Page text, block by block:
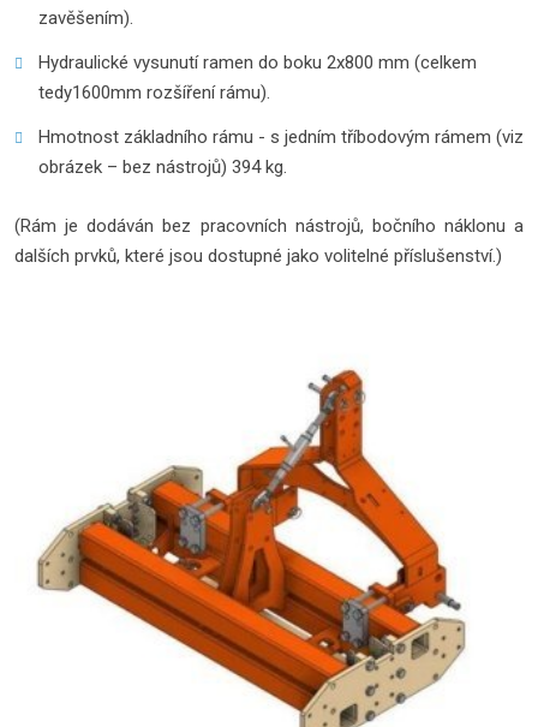
zavěšením).
Hydraulické vysunutí ramen do boku 2x800 mm (celkem
tedy1600mm rozšíření rámu).
Hmotnost základního rámu - s jedním tříbodovým rámem (viz
obrázek – bez nástrojů) 394 kg.
(Rám je dodáván bez pracovních nástrojů, bočního náklonu a
dalších prvků, které jsou dostupné jako volitelné příslušenství.)